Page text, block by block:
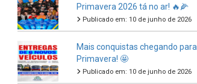
Primavera 2026 tá no ar! 🔥🌽
Publicado em: 10 de junho de 2026
Mais conquistas chegando para
Primavera! 🤩
Publicado em: 10 de junho de 2026